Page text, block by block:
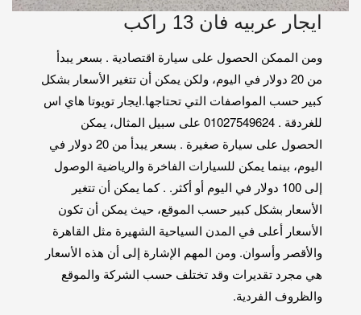
ايجار عربيه فان 13 راكب
ومن الممكن الحصول على سيارة اقتصادية . بسعر يبدأ
من 20 دولار في اليوم، ولكن يمكن أن تتغير الأسعار بشكل
كبير حسب المواصفات التي تحتاجها.ايجار تويوتا هاي اس
للغردقة . 01027549624 على سبيل المثال، يمكن
الحصول على سيارة صغيرة . بسعر يبدأ من 20 دولار في
اليوم، بينما يمكن للسيارات الفاخرة والرياضية الوصول
إلى 100 دولار في اليوم أو أكثر. . كما يمكن أن تتغير
الأسعار بشكل كبير حسب الموقع، حيث يمكن أن تكون
الأسعار أعلى في المدن السياحية الشهيرة مثل القاهرة
والأقصر وأسوان. ومن المهم الإشارة إلى أن هذه الأسعار
هي مجرد تقديرات وقد تختلف حسب الشركة والموقع
والظروف الفردية.